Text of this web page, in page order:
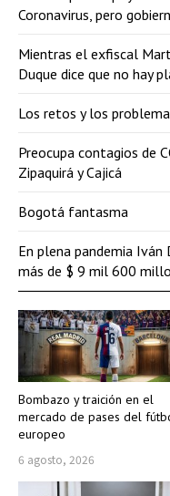
Bombazo y traición en el
mercado de pases del
europeo
6 agosto, 2026
Coronavirus, pero
Mientras el exfiscal
Duque dice que no hay
Los retos y los
Preocupa contagios de
Zipaquirá y Cajicá
Bogotá fantasma
En plena pandemia
más de $ 9 mil 600